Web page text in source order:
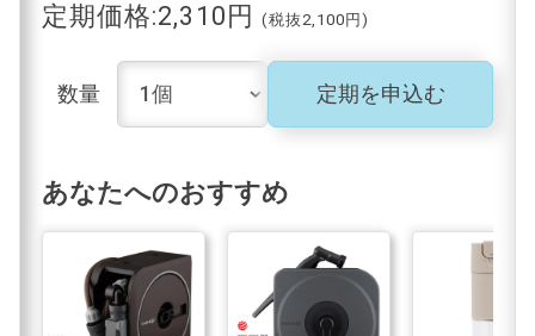
定期価格:2,310円 (税抜2,100円)
数量 定期を申込む
あなたへのおすすめ